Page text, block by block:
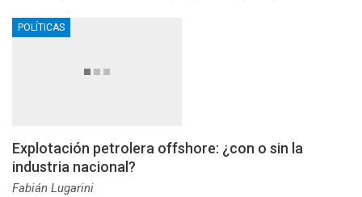
POLÍTICAS
Explotación petrolera offshore: ¿con o sin la
industria nacional?
Fabián Lugarini